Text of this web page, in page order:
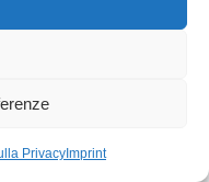
Privacy Imprint